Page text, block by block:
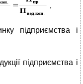
,
підприємства і
підприємства і